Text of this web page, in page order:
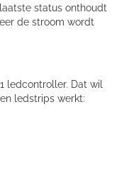
status onthoudt
de stroom wordt
ledcontroller. Dat wil
ledstrips werkt: